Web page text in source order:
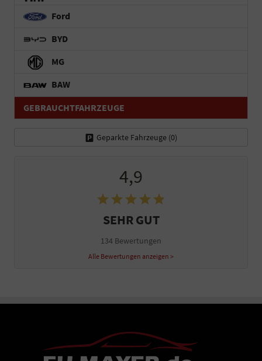
Ford
BYD
MG
BAW
GEBRAUCHTFAHRZEUGE
Geparkte Fahrzeuge (0)
4,9
SEHR GUT
134 Bewertungen
Alle Bewertungen anzeigen >